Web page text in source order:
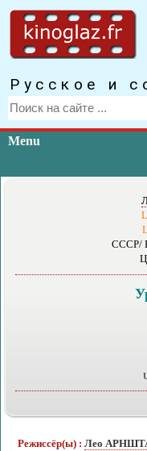
Русское и
Menu
СССР/
Режиссёр(ы) : Лео